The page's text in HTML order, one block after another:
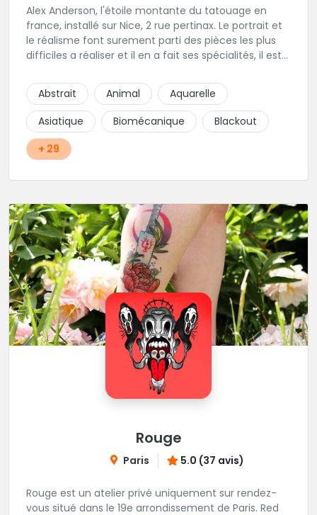
Alex Anderson, l'étoile montante du tatouage en
france, installé sur Nice, 2 rue pertinax. Le portrait et
le réalisme font surement parti des pièces les plus
difficiles a réaliser et il en a fait ses spécialités, il est
religieux ou du chicanos. Romain son frère sera vous
combler par sa finesse pour des pièces comme le
mandala, l'ornemental ou la calligraphie pour le
bonheur des futurs tatoués. Il y a aussi Léa, Maureen,
Fat, Tom, Sento, Lily, des artistes hors normes. Il n'y a
qu'à regarder les pièces sélectionnées ici pour
Abstrait Animal
Aquarelle
Asiatique
Biomécanique
Blackout
+ 29
Rouge
Paris 5.0 (37 avis)
Rouge est un atelier privé uniquement sur rendez-
vous situé dans le 19e arrondissement de Paris. Red